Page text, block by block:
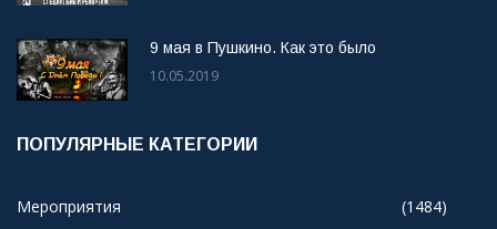
9 мая в Пушкино. Как это было
10.05.2019
ПОПУЛЯРНЫЕ КАТЕГОРИИ
Мероприятия (1484)